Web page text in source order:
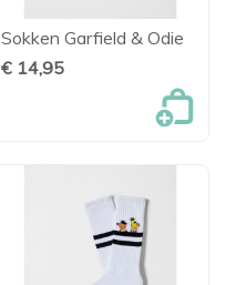
Sokken Garfield & Odie
€ 14,95